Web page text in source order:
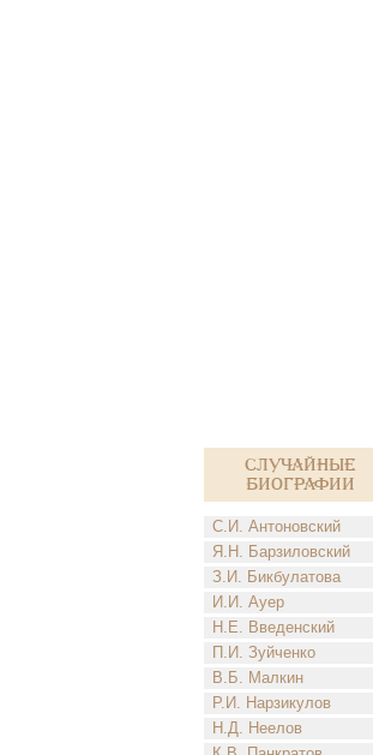
Случайные
биографии
С.И. Антоновский
Я.Н. Барзиловский
З.И. Бикбулатова
И.И. Ауер
Н.Е. Введенский
П.И. Зуйченко
В.Б. Малкин
Р.И. Нарзикулов
Н.Д. Неелов